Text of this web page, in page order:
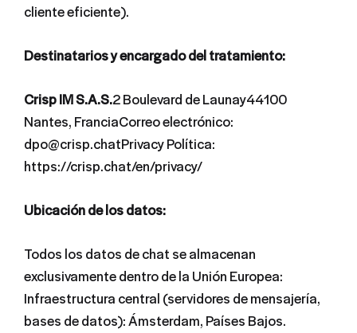
cliente eficiente).
Destinatarios y encargado del tratamiento:
Crisp IM S.A.S.2 Boulevard de Launay44100
Nantes, FranciaCorreo electrónico:
dpo@crisp.chatPrivacy Política:
https://crisp.chat/en/privacy/
Ubicación de los datos:
Todos los datos de chat se almacenan
exclusivamente dentro de la Unión Europea:
Infraestructura central (servidores de mensajería,
bases de datos): Ámsterdam, Países Bajos.